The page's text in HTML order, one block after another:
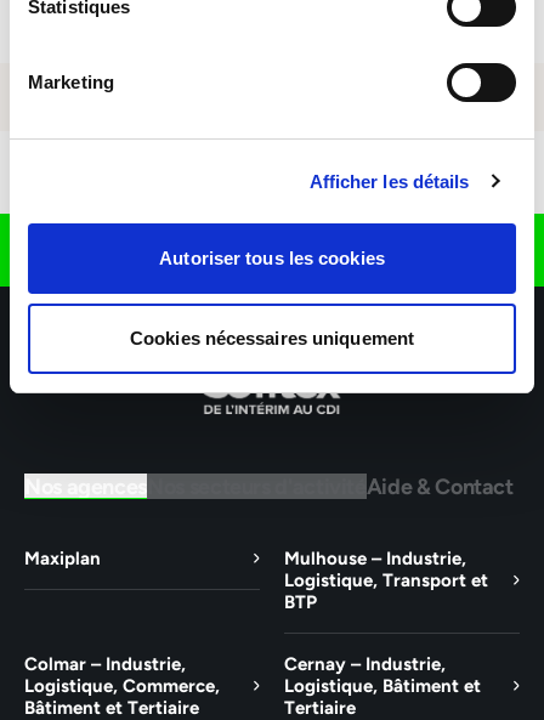
Statistiques
Marketing
Afficher les détails
Autoriser tous les cookies
Cookies nécessaires uniquement
Retrouvez nous sur
Aide & Contact
Maxiplan
Mulhouse – Industrie,
Logistique, Transport et
BTP
Colmar – Industrie,
Logistique, Commerce,
Bâtiment et Tertiaire
Cernay – Industrie,
Logistique, Bâtiment et
Tertiaire